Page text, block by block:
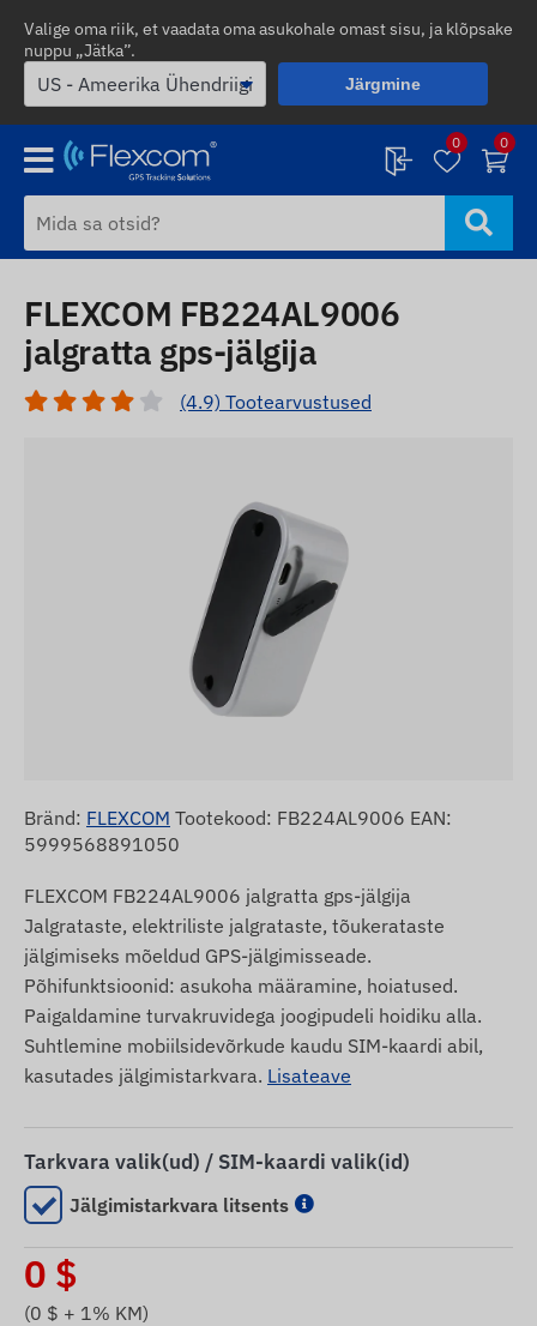
Valige oma riik, et vaadata oma asukohale omast sisu, ja klõpsake
nuppu „Jätka”.
Järgmine
0 0
FLEXCOM FB224AL9006
jalgratta gps-jälgija
(4.9) Tootearvustused
Bränd: FLEXCOM Tootekood: FB224AL9006 EAN:
5999568891050
FLEXCOM FB224AL9006 jalgratta gps-jälgija
Jalgrataste, elektriliste jalgrataste, tõukerataste
jälgimiseks mõeldud GPS-jälgimisseade.
Põhifunktsioonid: asukoha määramine, hoiatused.
Paigaldamine turvakruvidega joogipudeli hoidiku alla.
Suhtlemine mobiilsidevõrkude kaudu SIM-kaardi abil,
kasutades jälgimistarkvara. Lisateave
Tarkvara valik(ud) / SIM-kaardi valik(id)
Jälgimistarkvara litsents
0 $
(0 $ + 1% KM)